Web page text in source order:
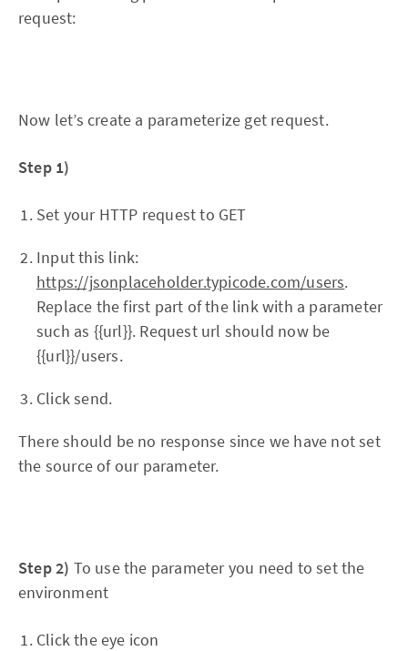
request:
Now let’s create a parameterize get request.
Step 1)
Set your HTTP request to GET
Input this link:
https://jsonplaceholder.typicode.com/users.
Replace the first part of the link with a parameter
such as {{url}}. Request url should now be
{{url}}/users.
Click send.
There should be no response since we have not set
the source of our parameter.
Step 2) To use the parameter you need to set the
environment
Click the eye icon